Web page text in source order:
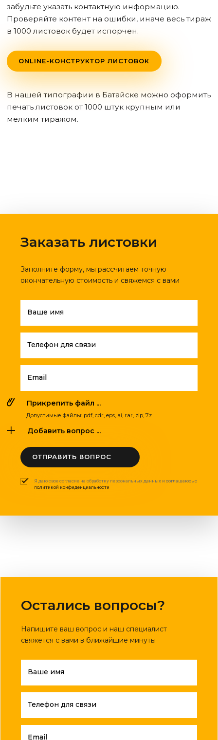
забудьте указать контактную информацию.
Проверяйте контент на ошибки, иначе весь тираж
в 1000 листовок будет испорчен.
ONLINE-КОНСТРУКТОР ЛИСТОВОК
В нашей типографии в Батайске можно оформить
печать листовок от 1000 штук крупным или
мелким тиражом.
Заказать листовки
Заполните форму, мы рассчитаем точную
окончательную стоимость и свяжемся с вами
Ваше имя
Телефон для связи
Email
Прикрепить файл ...
Допустимые файлы: pdf, cdr, eps, ai, rar, zip, 7z
Добавить вопрос ...
ОТПРАВИТЬ ВОПРОС
Я даю свое согласие на обработку персональных данных и соглашаюсь с
политикой конфиденциальности
Остались вопросы?
Напишите ваш вопрос и наш специалист
свяжется с вами в ближайшие минуты
Ваше имя
Телефон для связи
Email